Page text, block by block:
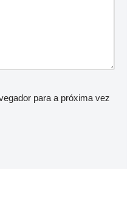
para a próxima vez